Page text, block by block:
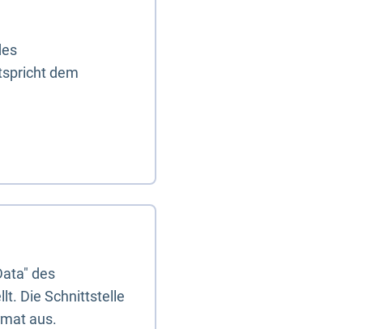
dem
des
Die Schnittstelle
aus.